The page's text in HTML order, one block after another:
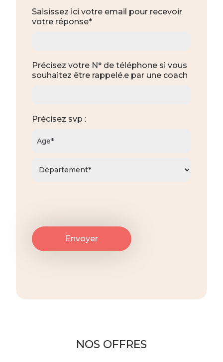
Saisissez ici votre email pour recevoir
votre réponse*
Précisez votre N° de téléphone si vous
souhaitez être rappelé.e par une coach
Précisez svp :
NOS OFFRES